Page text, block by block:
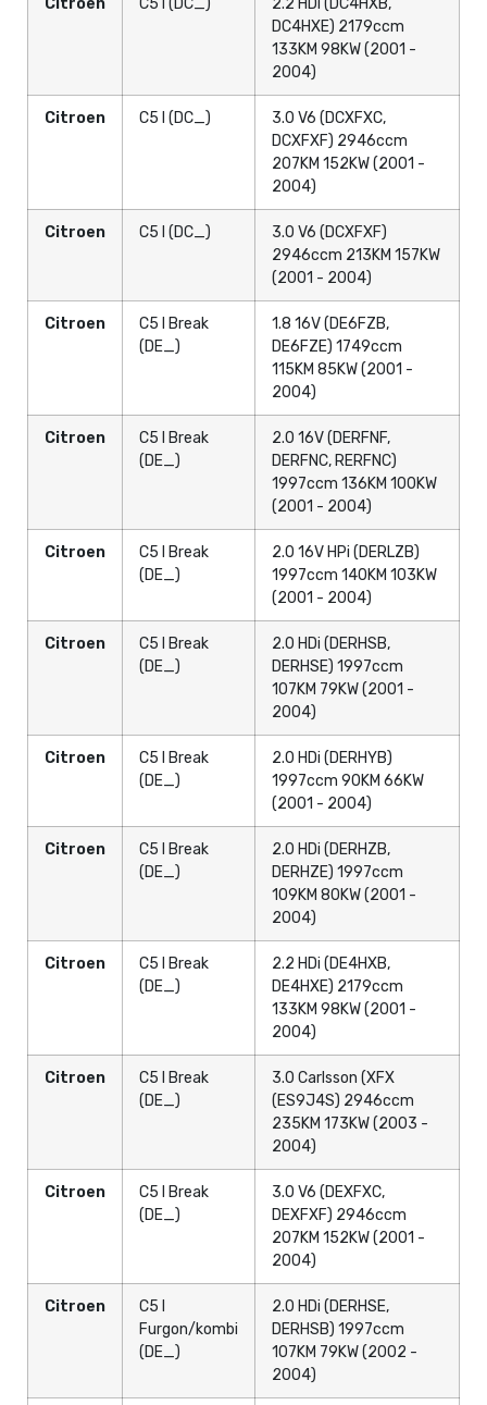
Citroen C5 I (DC_)
2.2 HDi (DC4HXB,
DC4HXE) 2179ccm
133KM 98KW (2001 -
2004)
Citroen C5 I (DC_)
3.0 V6 (DCXFXC,
DCXFXF) 2946ccm
207KM 152KW (2001 -
2004)
Citroen C5 I (DC_)
3.0 V6 (DCXFXF)
2946ccm 213KM 157KW
(2001 - 2004)
Citroen
C5 I Break
(DE_)
1.8 16V (DE6FZB,
DE6FZE) 1749ccm
115KM 85KW (2001 -
2004)
Citroen
C5 I Break
(DE_)
2.0 16V (DERFNF,
DERFNC, RERFNC)
1997ccm 136KM 100KW
(2001 - 2004)
Citroen
C5 I Break
(DE_)
2.0 16V HPi (DERLZB)
1997ccm 140KM 103KW
(2001 - 2004)
Citroen
C5 I Break
(DE_)
2.0 HDi (DERHSB,
DERHSE) 1997ccm
107KM 79KW (2001 -
2004)
Citroen
C5 I Break
(DE_)
2.0 HDi (DERHYB)
1997ccm 90KM 66KW
(2001 - 2004)
Citroen
C5 I Break
(DE_)
2.0 HDi (DERHZB,
DERHZE) 1997ccm
109KM 80KW (2001 -
2004)
Citroen
C5 I Break
(DE_)
2.2 HDi (DE4HXB,
DE4HXE) 2179ccm
133KM 98KW (2001 -
2004)
Citroen
C5 I Break
(DE_)
3.0 Carlsson (XFX
(ES9J4S) 2946ccm
235KM 173KW (2003 -
2004)
Citroen
C5 I Break
(DE_)
3.0 V6 (DEXFXC,
DEXFXF) 2946ccm
207KM 152KW (2001 -
2004)
Citroen
C5 I
Furgon/kombi
(DE_)
2.0 HDi (DERHSE,
DERHSB) 1997ccm
107KM 79KW (2002 -
2004)